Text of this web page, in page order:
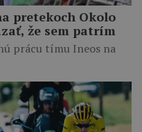
pretekoch Okolo
že sem patrím
prácu tímu Ineos na